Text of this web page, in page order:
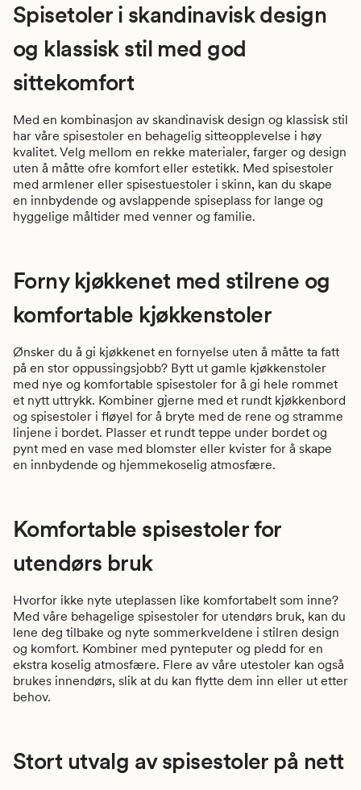
Spisetoler i skandinavisk design
og klassisk stil med god
sittekomfort
Med en kombinasjon av skandinavisk design og klassisk stil
har våre spisestoler en behagelig sitteopplevelse i høy
kvalitet. Velg mellom en rekke materialer, farger og design
uten å måtte ofre komfort eller estetikk. Med spisestoler
med armlener eller spisestuestoler i skinn, kan du skape
en innbydende og avslappende spiseplass for lange og
hyggelige måltider med venner og familie.
Forny kjøkkenet med stilrene og
komfortable kjøkkenstoler
Ønsker du å gi kjøkkenet en fornyelse uten å måtte ta fatt
på en stor oppussingsjobb? Bytt ut gamle kjøkkenstoler
med nye og komfortable spisestoler for å gi hele rommet
et nytt uttrykk. Kombiner gjerne med et rundt kjøkkenbord
og spisestoler i fløyel for å bryte med de rene og stramme
linjene i bordet. Plasser et rundt teppe under bordet og
pynt med en vase med blomster eller kvister for å skape
en innbydende og hjemmekoselig atmosfære.
Komfortable spisestoler for
utendørs bruk
Hvorfor ikke nyte uteplassen like komfortabelt som inne?
Med våre behagelige spisestoler for utendørs bruk, kan du
lene deg tilbake og nyte sommerkveldene i stilren design
og komfort. Kombiner med pynteputer og pledd for en
ekstra koselig atmosfære. Flere av våre utestoler kan også
brukes innendørs, slik at du kan flytte dem inn eller ut etter
behov.
Stort utvalg av spisestoler på nett